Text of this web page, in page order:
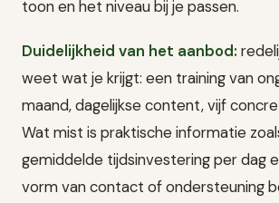
toon en het niveau bij je passen.
Duidelijkheid van het aanbod:
weet wat je krijgt: een training van
maand, dagelijkse content, vijf
Wat mist is praktische informatie
gemiddelde tijdsinvestering per dag
vorm van contact of ondersteuning